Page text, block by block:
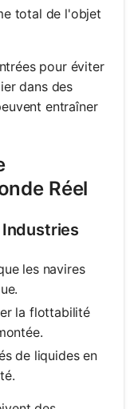
total de l'objet
pour éviter
dans des
entraîner
Réel
les navires
la flottabilité
de liquides en